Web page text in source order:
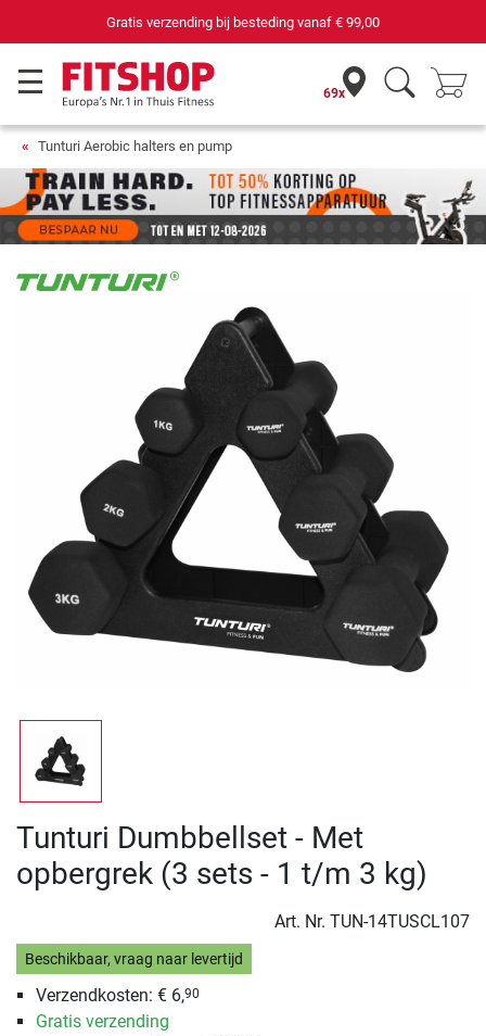
Gratis verzending bij besteding vanaf € 99,00
69x
Tunturi Aerobic halters en pump
Tunturi Dumbbellset - Met
opbergrek (3 sets - 1 t/m 3 kg)
Art. Nr. TUN-14TUSCL107
Beschikbaar, vraag naar levertijd
Verzendkosten: € 6,90
Gratis verzending